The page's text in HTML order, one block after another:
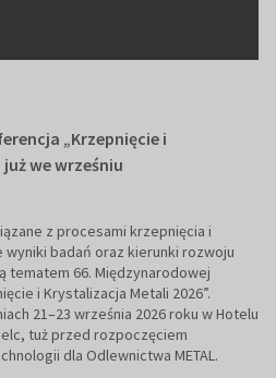
„Krzepnięcie i
we wrześniu
z procesami krzepnięcia i
badań oraz kierunki rozwoju
tematem 66. Międzynarodowej
i Krystalizacja Metali 2026”.
21–23 września 2026 roku w Hotelu
tuż przed rozpoczęciem
dla Odlewnictwa METAL.